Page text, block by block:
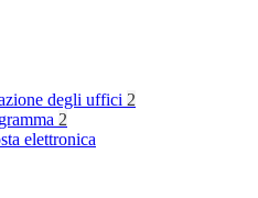
degli uffici 2
2
elettronica